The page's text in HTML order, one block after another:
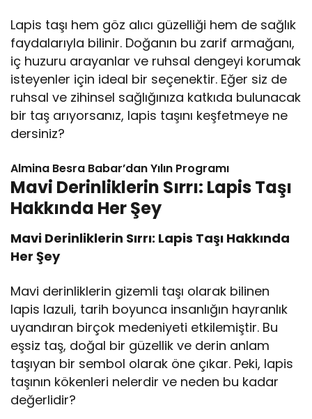
Lapis taşı hem göz alıcı güzelliği hem de sağlık
faydalarıyla bilinir. Doğanın bu zarif armağanı,
iç huzuru arayanlar ve ruhsal dengeyi korumak
isteyenler için ideal bir seçenektir. Eğer siz de
ruhsal ve zihinsel sağlığınıza katkıda bulunacak
bir taş arıyorsanız, lapis taşını keşfetmeye ne
dersiniz?
Almina Besra Babar’dan Yılın Programı
Mavi Derinliklerin Sırrı: Lapis Taşı
Hakkında Her Şey
Mavi Derinliklerin Sırrı: Lapis Taşı Hakkında
Her Şey
Mavi derinliklerin gizemli taşı olarak bilinen
lapis lazuli, tarih boyunca insanlığın hayranlık
uyandıran birçok medeniyeti etkilemiştir. Bu
eşsiz taş, doğal bir güzellik ve derin anlam
taşıyan bir sembol olarak öne çıkar. Peki, lapis
taşının kökenleri nelerdir ve neden bu kadar
değerlidir?